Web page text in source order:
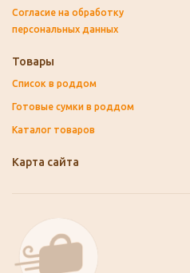
Согласие на обработку
персональных данных
Товары
Список в роддом
Готовые сумки в роддом
Каталог товаров
Карта сайта